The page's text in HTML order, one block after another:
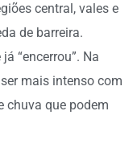
central, vales e
de barreira.
“encerrou”. Na
mais intenso com
chuva que podem